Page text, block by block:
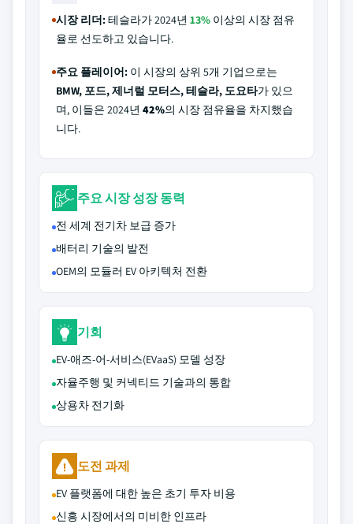
시장 리더:테슬라가 2024년 13% 이상의 시장 점유
율로 선도하고 있습니다.
주요 플레이어: 이 시장의 상위 5개 기업으로는
BMW, 포드, 제너럴 모터스, 테슬라, 도요타가 있으
며, 이들은 2024년 42%의 시장 점유율을 차지했습
니다.
주요 시장 성장 동력
전 세계 전기차 보급 증가
배터리 기술의 발전
OEM의 모듈러 EV 아키텍처 전환
기회
EV-애즈-어-서비스(EVaaS) 모델 성장
자율주행 및 커넥티드 기술과의 통합
상용차 전기화
도전 과제
EV 플랫폼에 대한 높은 초기 투자 비용
신흥 시장에서의 미비한 인프라